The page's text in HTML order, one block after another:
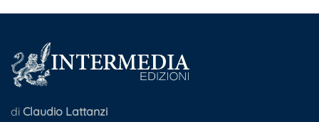
di Claudio Lattanzi